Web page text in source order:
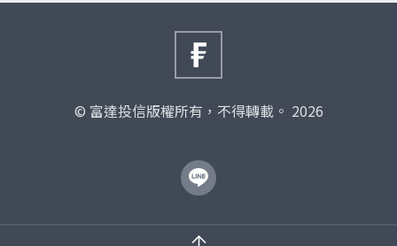
© 富達投信版權所有，不得轉載。 2026